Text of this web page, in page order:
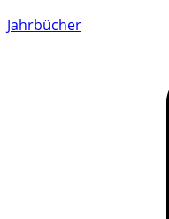
Jahrbücher